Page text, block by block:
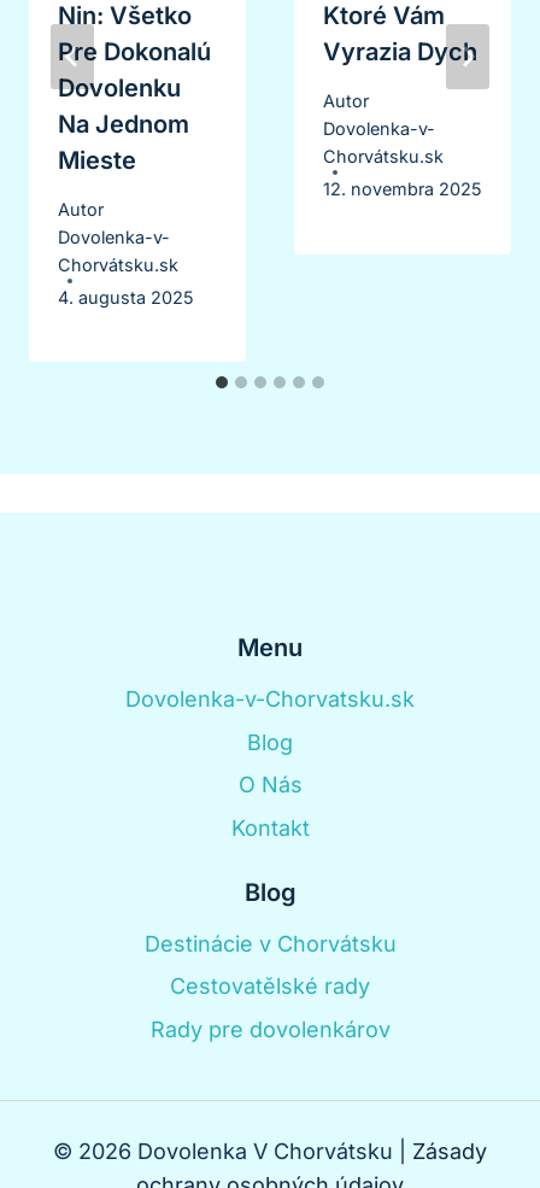
Nin: Všetko
Pre Dokonalú
Dovolenku
Na Jednom
Mieste
Autor
Dovolenka-v-
Chorvátsku.sk
4. augusta 2025
Ktoré Vám
Vyrazia Dych
Autor
Dovolenka-v-
Chorvátsku.sk
12. novembra 2025
Menu
Dovolenka-v-Chorvatsku.sk
Blog
O Nás
Kontakt
Blog
Destinácie v Chorvátsku
Cestovatělské rady
Rady pre dovolenkárov
© 2026 Dovolenka V Chorvátsku | Zásady